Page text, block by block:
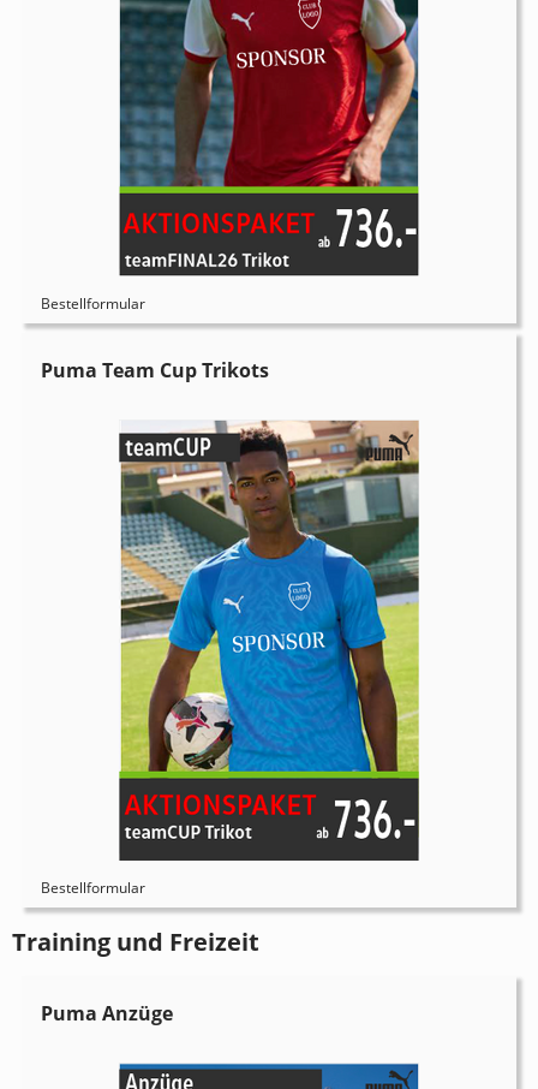
Bestellformular
Puma Team Cup Trikots
Bestellformular
Training und Freizeit
Puma Anzüge